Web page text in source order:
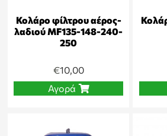
Κολάρο φίλτρου αέρος-
λαδιού MF135-148-240-
250
€10,00
Αγορά